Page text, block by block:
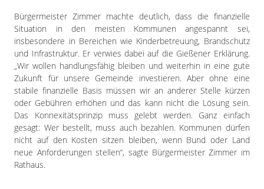
Bürgermeister Zimmer machte deutlich, dass die finanzielle
Situation in den meisten Kommunen angespannt sei,
insbesondere in Bereichen wie Kinderbetreuung, Brandschutz
und Infrastruktur. Er verwies dabei auf die Gießener Erklärung.
„Wir wollen handlungsfähig bleiben und weiterhin in eine gute
Zukunft für unsere Gemeinde investieren. Aber ohne eine
stabile finanzielle Basis müssen wir an anderer Stelle kürzen
oder Gebühren erhöhen und das kann nicht die Lösung sein.
Das Konnexitätsprinzip muss gelebt werden. Ganz einfach
gesagt: Wer bestellt, muss auch bezahlen. Kommunen dürfen
nicht auf den Kosten sitzen bleiben, wenn Bund oder Land
neue Anforderungen stellen“, sagte Bürgermeister Zimmer im
Rathaus.